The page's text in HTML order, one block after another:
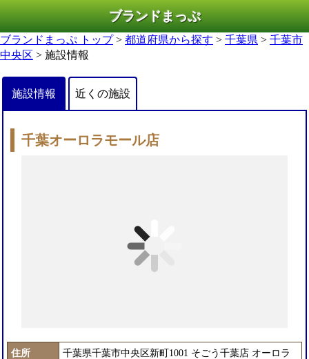
ブランドまっぷ
ブランドまっぷ トップ> 都道府県から探す > 千葉県 > 千葉市
中央区 > 施設情報
施設情報 近くの施設
千葉オーロラモール店
住所
千葉県千葉市中央区新町1001 そごう千葉店 オーロラ